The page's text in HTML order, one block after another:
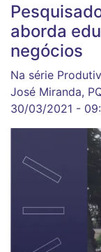
aborda
negócios
Na série
José Miranda,
30/03/2021 -